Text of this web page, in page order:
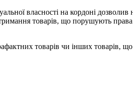
власності на кордоні
товарів, що порушують права
товарів чи інших товарів,